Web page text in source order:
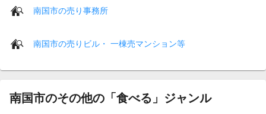
南国市の売り事務所
南国市の売りビル・ 一棟売マンション等
南国市のその他の「食べる」ジャンル